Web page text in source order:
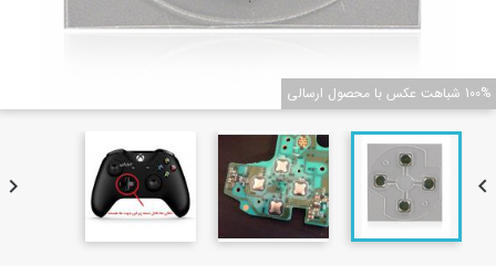
100% شباهت عکس با محصول ارسالی

